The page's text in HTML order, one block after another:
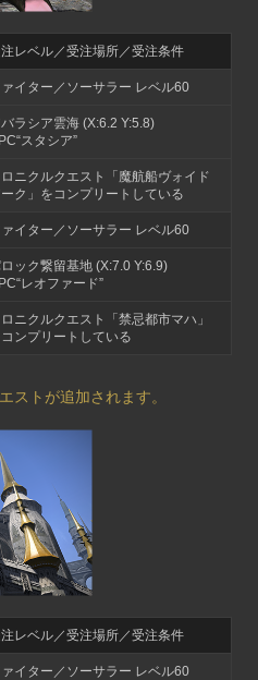
レベル／受注場所／受注条件
イター／ソーサラー レベル60
ラシア雲海 (X:6.2 Y:5.8)
スタシア”
ニクルクエスト「魔航船ヴォイド
ク」をコンプリートしている
イター／ソーサラー レベル60
ック繋留基地 (X:7.0 Y:6.9)
レオファード”
ニクルクエスト「禁忌都市マハ」
ンプリートしている
ストが追加されます。
レベル／受注場所／受注条件
イター／ソーサラー レベル60